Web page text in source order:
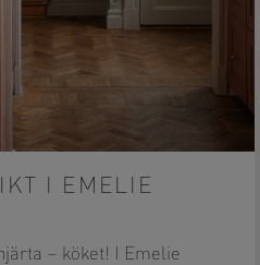
I EMELIE
– köket! I Emelie